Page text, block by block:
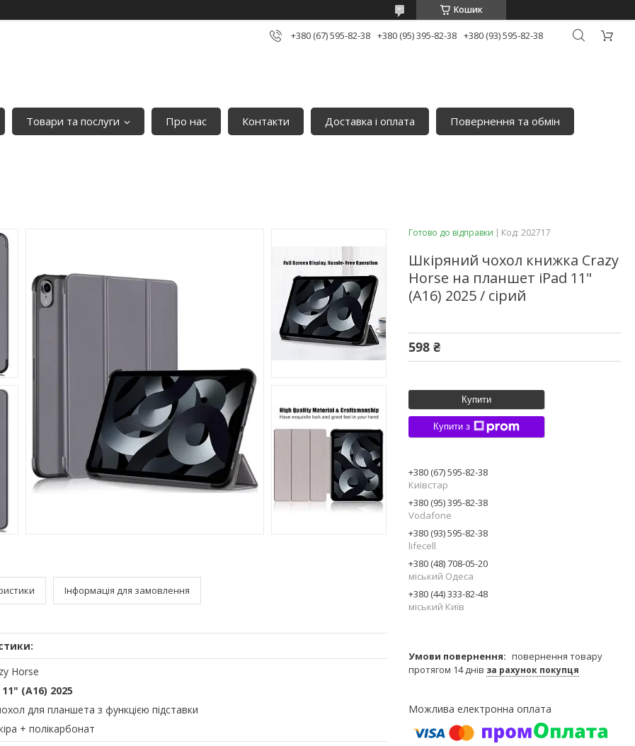
Кошик
+380 (67) 595-82-38 +380 (95) 395-82-38 +380 (93) 595-82-38
Товари та послуги Про нас Контакти Доставка і оплата Повернення та обмін
Інформація для замовлення
Horse
(A16) 2025
для планшета з функцією підставки
+ полікарбонат
Готово до відправки Код: 202717
Шкіряний чохол книжка Crazy
Horse на планшет iPad 11"
(A16) 2025 / сірий
598 ₴
Купити
Купити з
+380 (67) 595-82-38
Київстар
+380 (95) 395-82-38
Vodafone
+380 (93) 595-82-38
lifecell
+380 (48) 708-05-20
міський Одеса
+380 (44) 333-82-48
міський Київ
повернення товару
протягом 14 днів за рахунок покупця